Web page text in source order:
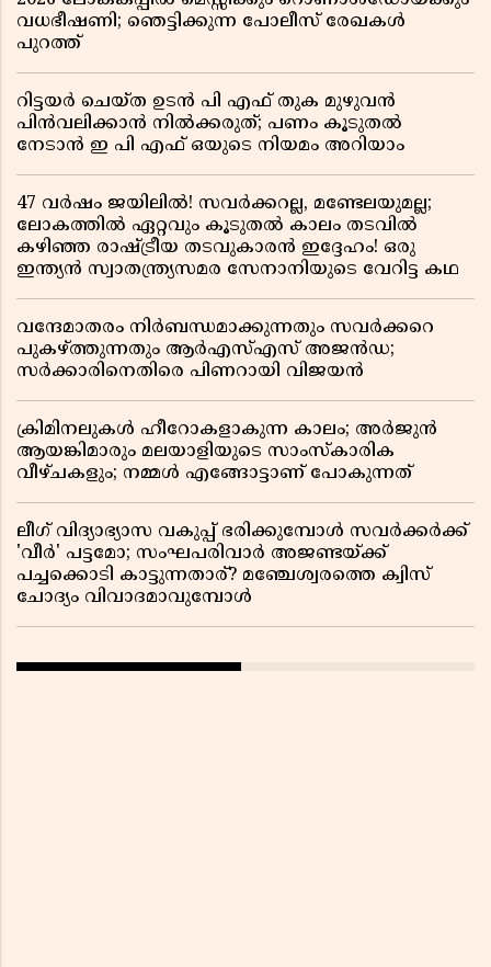
വധഭീഷണി; ഞെട്ടിക്കുന്ന പോലീസ് രേഖകൾ
പുറത്ത്
റിട്ടയർ ചെയ്ത ഉടൻ പി എഫ് തുക മുഴുവൻ
പിൻവലിക്കാൻ നിൽക്കരുത്; പണം കൂടുതൽ
നേടാൻ ഇ പി എഫ് ഒയുടെ നിയമം അറിയാം
47 വർഷം ജയിലിൽ! സവർക്കറല്ല, മണ്ടേലയുമല്ല;
ലോകത്തിൽ ഏറ്റവും കൂടുതൽ കാലം തടവിൽ
കഴിഞ്ഞ രാഷ്ട്രീയ തടവുകാരൻ ഇദ്ദേഹം! ഒരു
ഇന്ത്യൻ സ്വാതന്ത്ര്യസമര സേനാനിയുടെ വേറിട്ട കഥ
വന്ദേമാതരം നിർബന്ധമാക്കുന്നതും സവർക്കറെ
പുകഴ്ത്തുന്നതും ആർഎസ്എസ് അജൻഡ;
സർക്കാരിനെതിരെ പിണറായി വിജയൻ
ക്രിമിനലുകൾ ഹീറോകളാകുന്ന കാലം; അർജുൻ
ആയങ്കിമാരും മലയാളിയുടെ സാംസ്കാരിക
വീഴ്ചകളും; നമ്മൾ എങ്ങോട്ടാണ് പോകുന്നത്
ലീഗ് വിദ്യാഭ്യാസ വകുപ്പ് ഭരിക്കുമ്പോൾ സവർക്കർക്ക്
'വീർ' പട്ടമോ; സംഘപരിവാർ അജണ്ടയ്ക്ക്
പച്ചക്കൊടി കാട്ടുന്നതാര്? മഞ്ചേശ്വരത്തെ ക്വിസ്
ചോദ്യം വിവാദമാവുമ്പോൾ